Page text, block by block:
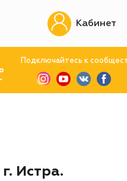
Подключайтесь к
Кабинет
Истра.